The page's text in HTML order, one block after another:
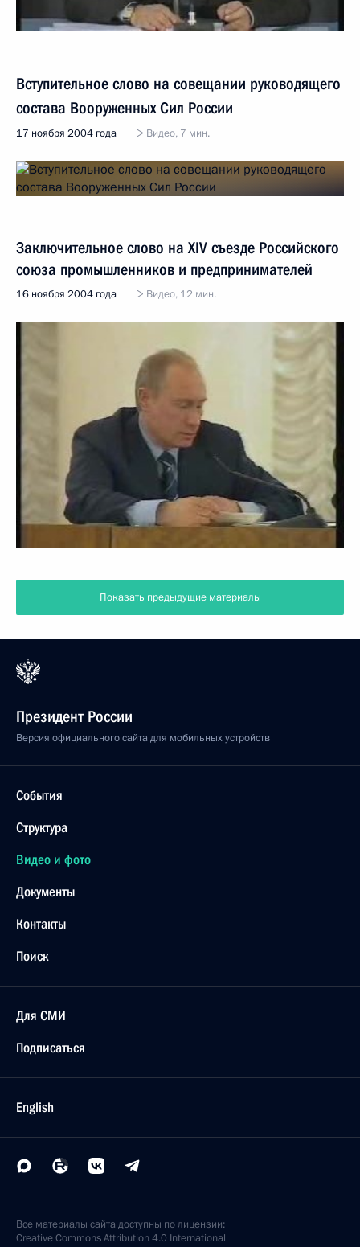
Вступительное слово на совещании руководящего
состава Вооруженных Сил России
17 ноября 2004 года Видео, 7 мин.
Заключительное слово на XIV съезде Российского
союза промышленников и предпринимателей
16 ноября 2004 года Видео, 12 мин.
Показать предыдущие материалы
Президент России
Версия официального сайта для мобильных устройств
События
Структура
Видео и фото
Документы
Контакты
Поиск
Для СМИ
Подписаться
English
Все материалы сайта доступны по лицензии:
Creative Commons Attribution 4.0 International